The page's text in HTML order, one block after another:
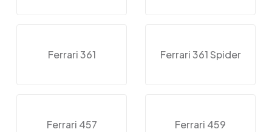
Ferrari 361 Ferrari 361 Spider
Ferrari 457 Ferrari 459